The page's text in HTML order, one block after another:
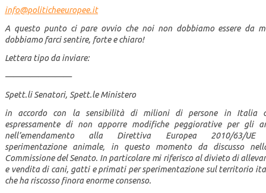
info@politicheeuropee.it
A questo punto ci pare ovvio che noi non dobbiamo essere da
dobbiamo farci sentire, forte e chiaro!
Lettera tipo da inviare:
————————
Spett.li Senatori, Spett.le Ministero
in accordo con la sensibilità di milioni di persone in Italia
espressamente di non apporre modifiche peggiorative per gli
nell’emendamento alla Direttiva Europea 2010/63/UE
sperimentazione animale, in questo momento da discusso
Commissione del Senato. In particolare mi riferisco al divieto di
e vendita di cani, gatti e primati per sperimentazione sul territorio
che hariscosso finora enorme consenso.